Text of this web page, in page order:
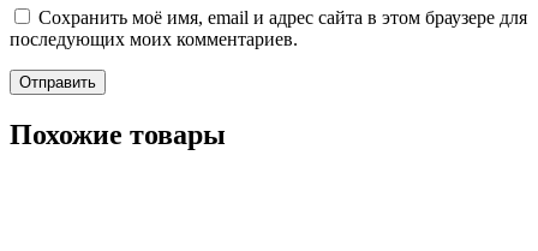
Сохранить моё имя, email и адрес сайта в этом браузере для
последующих моих комментариев.
Похожие товары